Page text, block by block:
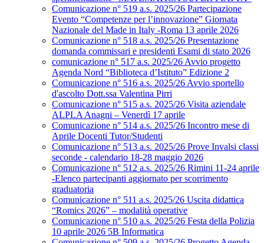
Comunicazione n° 519 a.s. 2025/26 Partecipazione
Evento “Competenze per l’innovazione” Giornata
Nazionale del Made in Italy -Roma 13 aprile 2026
Comunicazione n° 518 a.s. 2025/26 Presentazione
domanda commissari e presidenti Esami di stato 2026
comunicazione n° 517 a.s. 2025/26 Avvio progetto
Agenda Nord “Biblioteca d’Istituto” Edizione 2
Comunicazione n° 516 a.s. 2025/26 Avvio sportello
d'ascolto Dott.ssa Valentina Pirri
Comunicazione n° 515 a.s. 2025/26 Visita aziendale
ALPLA Anagni – Venerdì 17 aprile
Comunicazione n° 514 a.s. 2025/26 Incontro mese di
Aprile Docenti Tutor/Studenti
Comunicazione n° 513 a.s. 2025/26 Prove Invalsi classi
seconde - calendario 18-28 maggio 2026
Comunicazione n° 512 a.s. 2025/26 Rimini 11-24 aprile
-Elenco partecipanti aggiornato per scorrimento
graduatoria
Comunicazione n° 511 a.s. 2025/26 Uscita didattica
“Romics 2026” – modalità operative
Comunicazione n° 510 a.s. 2025/26 Festa della Polizia
10 aprile 2026 5B Informatica